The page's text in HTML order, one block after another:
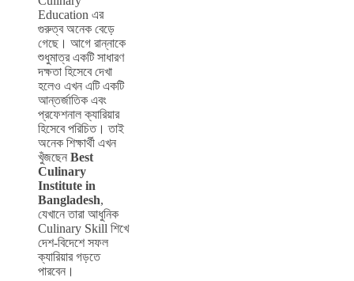
Education এর
গুরুত্ব অনেক বেড়ে
গেছে। আগে রান্নাকে
শুধুমাত্র একটি সাধারণ
দক্ষতা হিসেবে দেখা
হলেও এখন এটি একটি
আন্তর্জাতিক এবং
প্রফেশনাল ক্যারিয়ার
হিসেবে পরিচিত। তাই
অনেক শিক্ষার্থী এখন
খুঁজছেন Best
Culinary
Institute in
Bangladesh,
যেখানে তারা আধুনিক
Culinary Skill শিখে
দেশ-বিদেশে সফল
ক্যারিয়ার গড়তে
পারবেন।